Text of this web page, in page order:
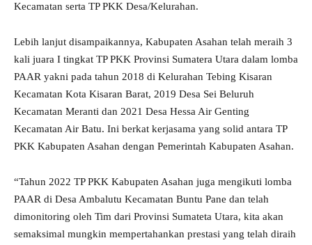
Kecamatan serta TP PKK Desa/Kelurahan.
Lebih lanjut disampaikannya, Kabupaten Asahan telah meraih 3
kali juara I tingkat TP PKK Provinsi Sumatera Utara dalam lomba
PAAR yakni pada tahun 2018 di Kelurahan Tebing Kisaran
Kecamatan Kota Kisaran Barat, 2019 Desa Sei Beluruh
Kecamatan Meranti dan 2021 Desa Hessa Air Genting
Kecamatan Air Batu. Ini berkat kerjasama yang solid antara TP
PKK Kabupaten Asahan dengan Pemerintah Kabupaten Asahan.
“Tahun 2022 TP PKK Kabupaten Asahan juga mengikuti lomba
PAAR di Desa Ambalutu Kecamatan Buntu Pane dan telah
dimonitoring oleh Tim dari Provinsi Sumateta Utara, kita akan
semaksimal mungkin mempertahankan prestasi yang telah diraih